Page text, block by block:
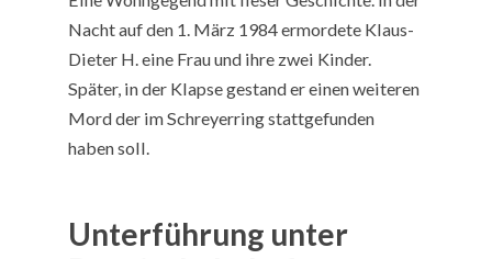
Nacht auf den 1. März 1984 ermordete Klaus-
Dieter H. eine Frau und ihre zwei Kinder.
Später, in der Klapse gestand er einen weiteren
Mord der im Schreyerring stattgefunden
haben soll.
Unterführung unter